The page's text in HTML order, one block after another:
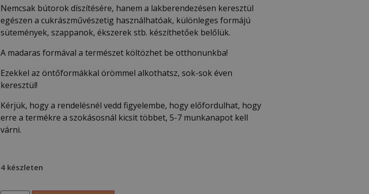
Nemcsak bútorok díszítésére, hanem a lakberendezésen keresztül
egészen a cukrászművészetig használhatóak, különleges formájú
sütemények, szappanok, ékszerek stb. készíthetőek belőlük.
A madaras formával a természet költözhet be otthonunkba!
Ezekkel az öntőformákkal örömmel alkothatsz, sok-sok éven
keresztül!
Kérjük, hogy a rendelésnél vedd figyelembe, hogy előfordulhat, hogy
erre a termékre a szokásosnál kicsit többet, 5-7 munkanapot kell
várni.
4 készleten